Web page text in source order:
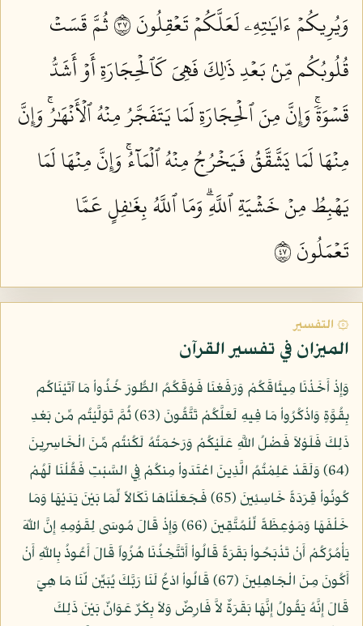
وَيُرِيكُمۡ ءَايَٰتِهِۦ لَعَلَّكُمۡ تَعۡقِلُونَ ٧٣
ثُمَّ قَسَتۡ
قُلُوبُكُم مِّنۢ بَعۡدِ ذَٰلِكَ فَهِيَ كَٱلۡحِجَارَةِ أَوۡ أَشَدُّ
قَسۡوَةٗۚ وَإِنَّ مِنَ ٱلۡحِجَارَةِ لَمَا يَتَفَجَّرُ مِنۡهُ ٱلۡأَنۡهَٰرُۚ وَإِنَّ
مِنۡهَا لَمَا يَشَّقَّقُ فَيَخۡرُجُ مِنۡهُ ٱلۡمَآءُۚ وَإِنَّ مِنۡهَا لَمَا
يَهۡبِطُ مِنۡ خَشۡيَةِ ٱللَّهِۗ وَمَا ٱللَّهُ بِغَٰفِلٍ عَمَّا
تَعۡمَلُونَ ٧٤
۞ التفسير
الميزان في تفسير القرآن
وَإِذْ أَخَذْنَا مِيثَاقَكُمْ وَرَفَعْنَا فَوْقَكُمُ الطُّورَ خُذُواْ مَا آتَيْنَاكُم
بِقُوَّةٍ وَاذْكُرُواْ مَا فِيهِ لَعَلَّكُمْ تَتَّقُونَ (63) ثُمَّ تَوَلَّيْتُم مِّن بَعْدِ
ذَلِكَ فَلَوْلاَ فَضْلُ اللَّهِ عَلَيْكُمْ وَرَحْمَتُهُ لَكُنتُم مِّنَ الْخَاسِرِينَ
(64) وَلَقَدْ عَلِمْتُمُ الَّذِينَ اعْتَدَواْ مِنكُمْ فِي السَّبْتِ فَقُلْنَا لَهُمْ
كُونُواْ قِرَدَةً خَاسِئِينَ (65) فَجَعَلْنَاهَا نَكَالاً لِّمَا بَيْنَ يَدَيْهَا وَمَا
خَلْفَهَا وَمَوْعِظَةً لِّلْمُتَّقِينَ (66) وَإِذْ قَالَ مُوسَى لِقَوْمِهِ إِنَّ اللّهَ
يَأْمُرُكُمْ أَنْ تَذْبَحُواْ بَقَرَةً قَالُواْ أَتَتَّخِذُنَا هُزُواً قَالَ أَعُوذُ بِاللّهِ أَنْ
أَكُونَ مِنَ الْجَاهِلِينَ (67) قَالُواْ ادْعُ لَنَا رَبَّكَ يُبَيِّن لّنَا مَا هِيَ
قَالَ إِنَّهُ يَقُولُ إِنَّهَا بَقَرَةٌ لاَّ فَارِضٌ وَلاَ بِكْرٌ عَوَانٌ بَيْنَ ذَلِكَ